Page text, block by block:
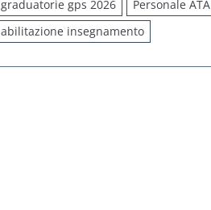
graduatorie gps 2026
Personale ATA
abilitazione insegnamento